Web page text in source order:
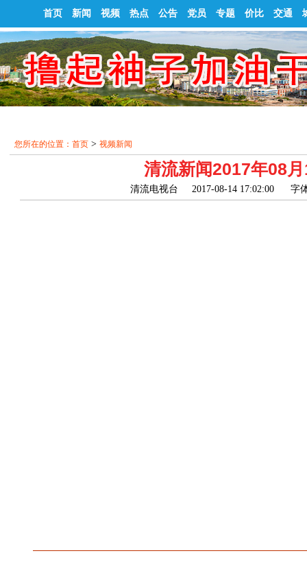
首页 新闻 视频 热点 公告 党员 专题 价比 交通
您所在的位置：首页 >视频新闻
清流新闻2017年08
清流电视台 2017-08-14 17:02:00字